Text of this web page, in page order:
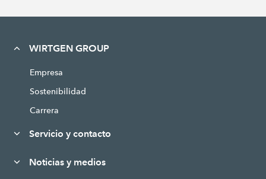
WIRTGEN GROUP
Empresa
Sostenibilidad
Carrera
Servicio y contacto
Noticias y medios